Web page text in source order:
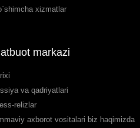
xizmatlar
markazi
va qadriyatlari
relizlar
axborot vositalari biz haqimizda